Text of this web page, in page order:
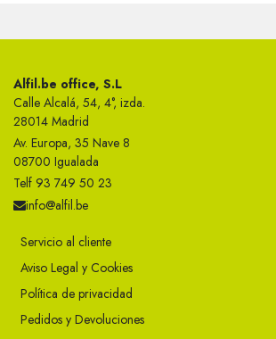
Alfil.be office, S.L
Calle Alcalá, 54, 4°, izda.
28014 Madrid
Av. Europa, 35 Nave 8
08700 Igualada
Telf 93 749 50 23
info@alfil.be
Servicio al cliente
Aviso Legal y Cookies
Política de privacidad
Pedidos y Devoluciones